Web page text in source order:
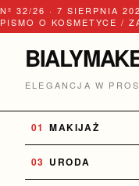
Nº 32/26 · 7 SIERPNIA
PISMO O KOSMETYCE /
ELEGANCJA W
MAKIJAŻ
URODA